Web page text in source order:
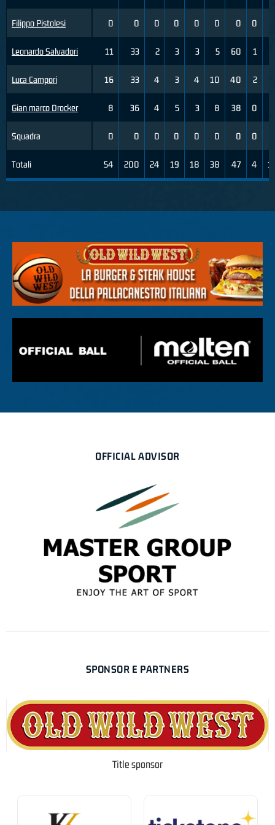
Filippo Pistolesi
Leonardo Salvadori
Luca Campori
Gian marco Drocker
Squadra
Totali
0 0 0 0 0 0 0 0
11 33 2 3 3 5 60 1
16 33 4 3 4 10 40 2
8 36 4 5 3 8 38 0
0 0 0 0 0 0 0 0
54 200 24 19 18 38 47 4
OFFICIAL ADVISOR
SPONSOR E PARTNERS
Title sponsor